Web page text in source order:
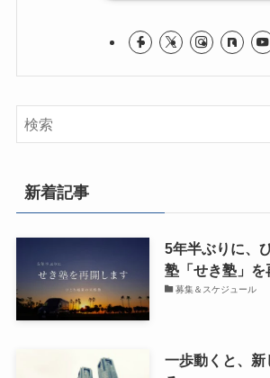
新着記事
5年半ぶりに、
塾「せき塾」を
募集＆スケジュール
一歩動くと、